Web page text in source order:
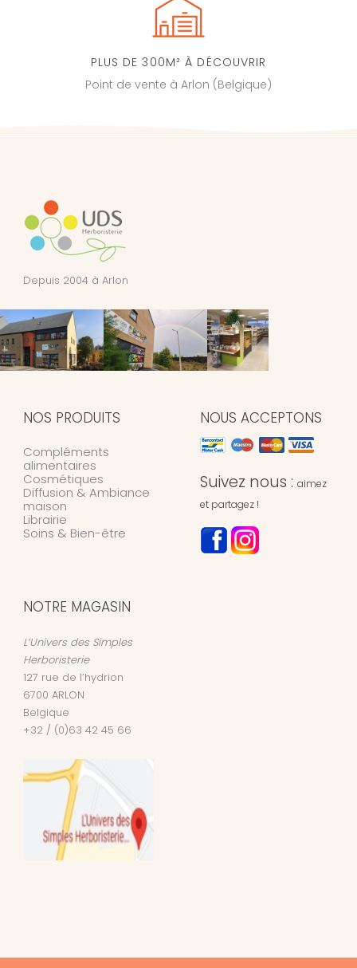
PLUS DE 300M² À DÉCOUVRIR
Point de vente à Arlon (Belgique)
Depuis 2004 à Arlon
NOS PRODUITS
Compléments
alimentaires
Cosmétiques
Diffusion & Ambiance
maison
Librairie
Soins & Bien-être
NOUS ACCEPTONS
Suivez nous : aimez
et partagez !
NOTRE MAGASIN
L’Univers des Simples
Herboristerie
127 rue de l’hydrion
6700 ARLON
Belgique
+32 / (0)63 42 45 66